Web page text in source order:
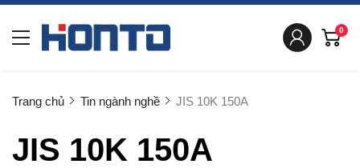
0
Trang chủ Tin ngành nghề JIS 10K 150A
JIS 10K 150A